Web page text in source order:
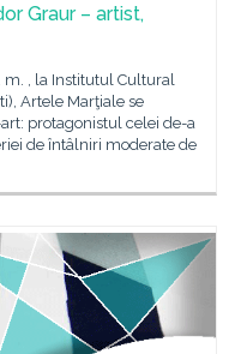
Graur – artist,
m. , la Institutul Cultural
Artele Marţiale se
protagonistul celei de-a
de întâlniri moderate de